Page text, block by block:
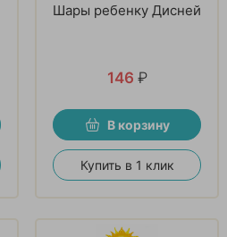
Шары ребенку Дисней
146 ₽
В корзину
Купить в 1 клик